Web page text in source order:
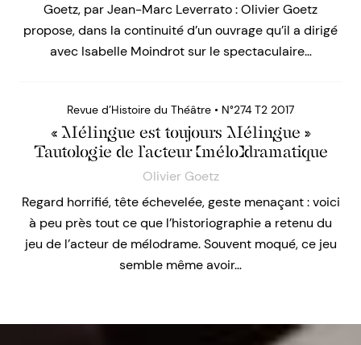
Goetz, par Jean-Marc Leverrato : Olivier Goetz
propose, dans la continuité d’un ouvrage qu’il a dirigé
avec Isabelle Moindrot sur le spectaculaire…
Revue d’Histoire du Théâtre • N°274 T2 2017
« Mélingue est toujours Mélingue »
Tautologie de l’acteur (mélo)dramatique
Olivier Goetz
Regard horrifié, tête échevelée, geste menaçant : voici
à peu près tout ce que l’historiographie a retenu du
jeu de l’acteur de mélodrame. Souvent moqué, ce jeu
semble même avoir…